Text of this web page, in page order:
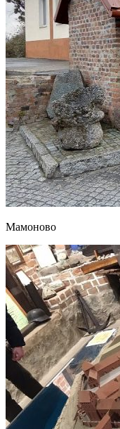
Мамоново